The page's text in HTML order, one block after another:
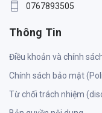
0767893505
Thông Tin
Điều khoản và chính
Chính sách bảo mật
Từ chối trách nhiệm